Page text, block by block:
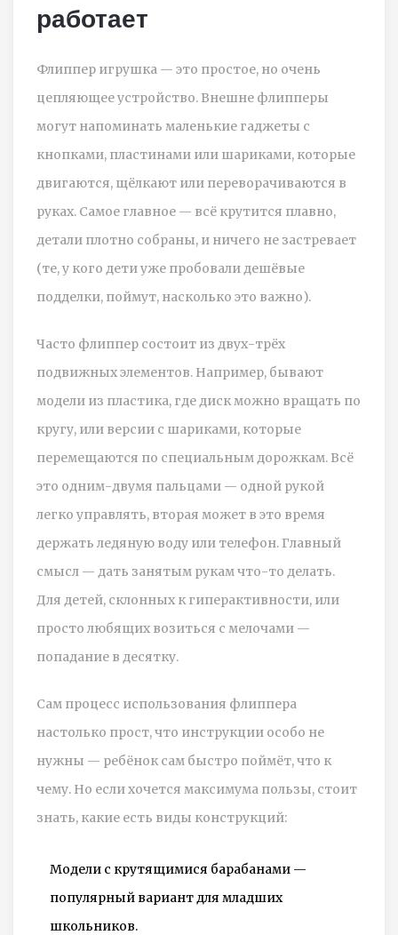
работает
Флиппер игрушка — это простое, но очень
цепляющее устройство. Внешне флипперы
могут напоминать маленькие гаджеты с
кнопками, пластинами или шариками, которые
двигаются, щёлкают или переворачиваются в
руках. Самое главное — всё крутится плавно,
детали плотно собраны, и ничего не застревает
(те, у кого дети уже пробовали дешёвые
подделки, поймут, насколько это важно).
Часто флиппер состоит из двух-трёх
подвижных элементов. Например, бывают
модели из пластика, где диск можно вращать по
кругу, или версии с шариками, которые
перемещаются по специальным дорожкам. Всё
это одним-двумя пальцами — одной рукой
легко управлять, вторая может в это время
держать ледяную воду или телефон. Главный
смысл — дать занятым рукам что-то делать.
Для детей, склонных к гиперактивности, или
просто любящих возиться с мелочами —
попадание в десятку.
Сам процесс использования флиппера
настолько прост, что инструкции особо не
нужны — ребёнок сам быстро поймёт, что к
чему. Но если хочется максимума пользы, стоит
знать, какие есть виды конструкций:
Модели с крутящимися барабанами —
популярный вариант для младших
школьников.